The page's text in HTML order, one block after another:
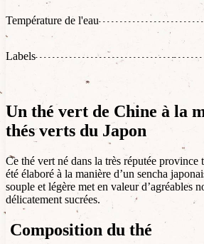
Température de l'eau
Labels
Un thé vert de Chine à la
thés verts du Japon
Ce thé vert né dans la très réputée province
été élaboré à la manière d’un sencha
souple et légère met en valeur d’agréables
délicatement sucrées.
Composition du thé